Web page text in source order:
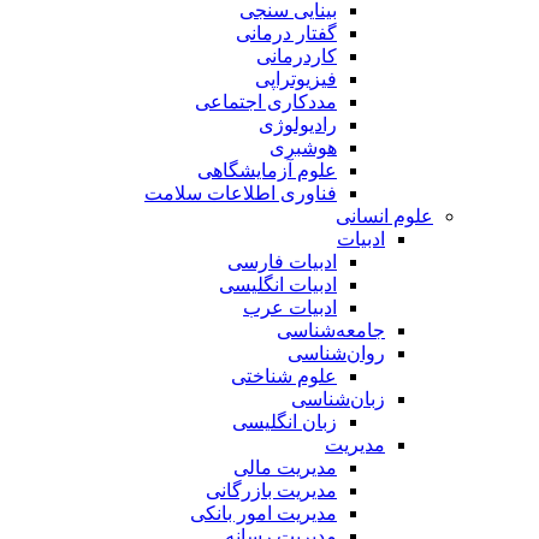
بینایی سنجی
گفتار درمانی
کاردرمانی
فیزیوتراپی
مددکاری اجتماعی
رادیولوژی
هوشبری
علوم آزمایشگاهی
فناوری اطلاعات سلامت
علوم انسانی
ادبیات
ادبیات فارسی
ادبیات انگلیسی
ادبیات عرب
جامعه‌شناسی
روان‌شناسی
علوم شناختی
زبان‌شناسی
زبان انگلیسی
مدیریت
مدیریت مالی
مدیریت بازرگانی
مدیریت امور بانکی